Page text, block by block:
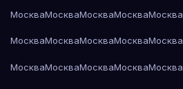
МоскваМоскваМоскваМоскваМосква
МоскваМоскваМоскваМоскваМосква
МоскваМоскваМоскваМоскваМосква